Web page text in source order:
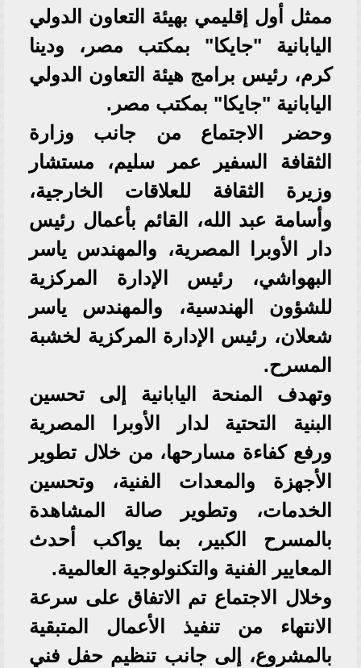
ممثل أول إقليمي بهيئة التعاون الدولي
اليابانية "جايكا" بمكتب مصر، ودينا
كرم، رئيس برامج هيئة التعاون الدولي
اليابانية "جايكا" بمكتب مصر.
وحضر الاجتماع من جانب وزارة
الثقافة السفير عمر سليم، مستشار
وزيرة الثقافة للعلاقات الخارجية،
وأسامة عبد الله، القائم بأعمال رئيس
دار الأوبرا المصرية، والمهندس ياسر
البهواشي، رئيس الإدارة المركزية
للشؤون الهندسية، والمهندس ياسر
شعلان، رئيس الإدارة المركزية لخشبة
المسرح.
وتهدف المنحة اليابانية إلى تحسين
البنية التحتية لدار الأوبرا المصرية
ورفع كفاءة مسارحها، من خلال تطوير
الأجهزة والمعدات الفنية، وتحسين
الخدمات، وتطوير صالة المشاهدة
بالمسرح الكبير، بما يواكب أحدث
المعايير الفنية والتكنولوجية العالمية.
وخلال الاجتماع تم الاتفاق على سرعة
الانتهاء من تنفيذ الأعمال المتبقية
بالمشروع، إلى جانب تنظيم حفل فني